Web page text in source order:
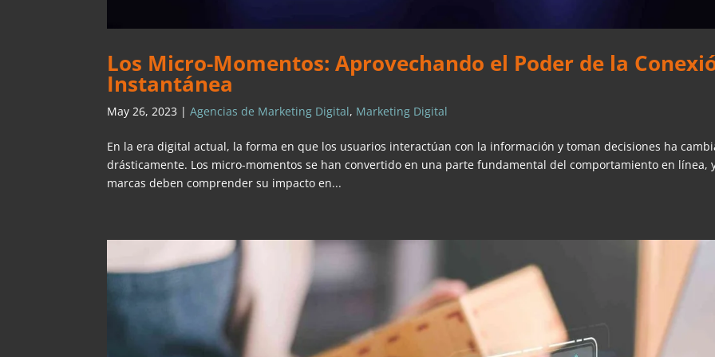
Los Micro-Momentos: Aprovechando el Poder de la
Instantánea
May 26, 2023 |Agencias de Marketing Digital, Marketing Digital
En la era digital actual, la forma en que los usuarios interactúan con la información y toman decisiones ha
drásticamente. Los micro-momentos se han convertido en una parte fundamental del comportamiento en línea,
marcas deben comprender su impacto en...